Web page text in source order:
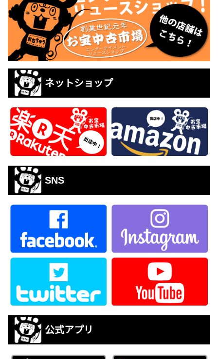
ネットショップ
SNS
公式アプリ